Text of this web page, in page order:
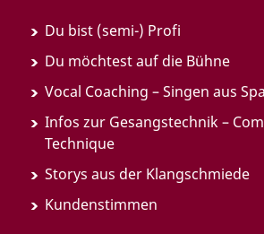
Du bist (semi-) Profi
Du möchtest auf die Bühne
Vocal Coaching – Singen aus
Infos zur Gesangstechnik –
Technique
Storys aus der Klangschmiede
Kundenstimmen